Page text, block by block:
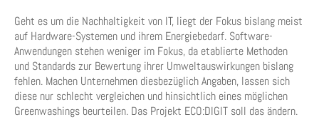
Geht es um die Nachhaltigkeit von IT, liegt der Fokus bislang meist
auf Hardware-Systemen und ihrem Energiebedarf. Software-
Anwendungen stehen weniger im Fokus, da etablierte Methoden
und Standards zur Bewertung ihrer Umweltauswirkungen bislang
fehlen. Machen Unternehmen diesbezüglich Angaben, lassen sich
diese nur schlecht vergleichen und hinsichtlich eines möglichen
Greenwashings beurteilen. Das Projekt ECO:DIGIT soll das ändern.